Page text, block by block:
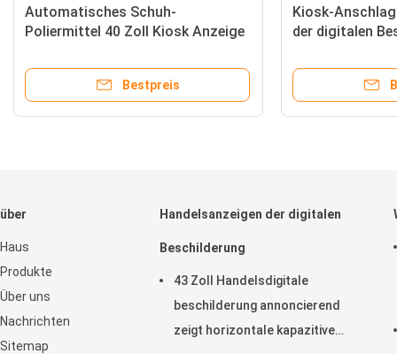
Automatisches Schuh-
Poliermittel 40 Zoll Kiosk Anzeige
annoncierend
Bestpreis
Kiosk-
der digitalen
Sie Funktion
über
Haus
Produkte
Über uns
Nachrichten
Sitemap
Handelsanzeigen der digitalen
Beschilderung
43 Zoll Handelsdigitale
beschilderung annoncierend
zeigt horizontale kapazitive